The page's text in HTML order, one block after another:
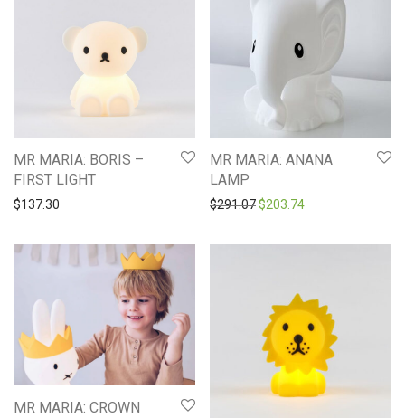
MR MARIA: BORIS –
FIRST LIGHT
$137.30
MR MARIA: ANANA
LAMP
$291.07Original price was:
$203.74Current price is:
MR MARIA: CROWN